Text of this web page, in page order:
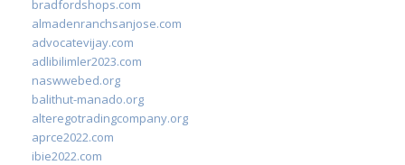
bradfordshops.com
almadenranchsanjose.com
advocatevijay.com
adlibilimler2023.com
naswwebed.org
balithut-manado.org
alteregotradingcompany.org
aprce2022.com
ibie2022.com